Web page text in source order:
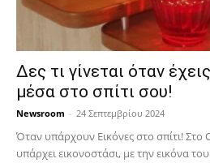
Δες τι γίνεται όταν
μέσα στο σπίτι σου!
Newsroom - 24 Σεπτεμβρίου 2024
Όταν υπάρχουν Εικόνες στο σπίτι! Στο
υπάρχει εικονοστάσι, με την εικόνα